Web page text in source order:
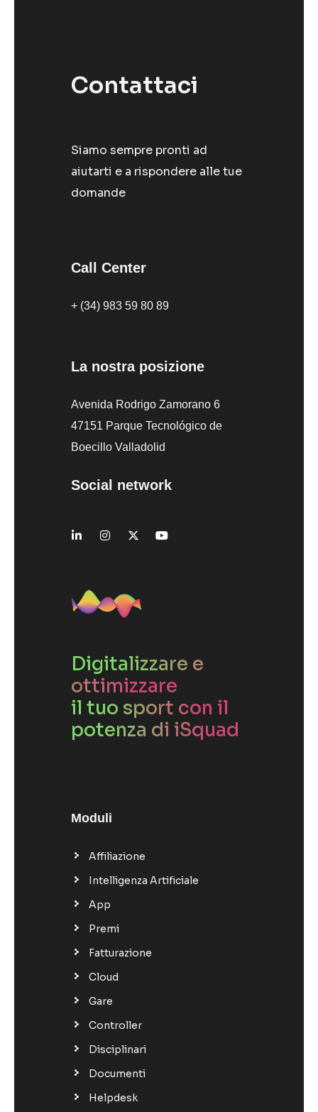
Contattaci
Siamo sempre pronti ad
aiutarti e a rispondere alle tue
domande
Call Center
+ (34) 983 59 80 89
La nostra posizione
Avenida Rodrigo Zamorano 6
47151 Parque Tecnológico de
Boecillo Valladolid
Social network
Digitalizzare e
ottimizzare
il tuo sport con il
potenza di iSquad
Moduli
Affiliazione
Intelligenza Artificiale
App
Premi
Fatturazione
Cloud
Gare
Controller
Disciplinari
Documenti
Helpdesk